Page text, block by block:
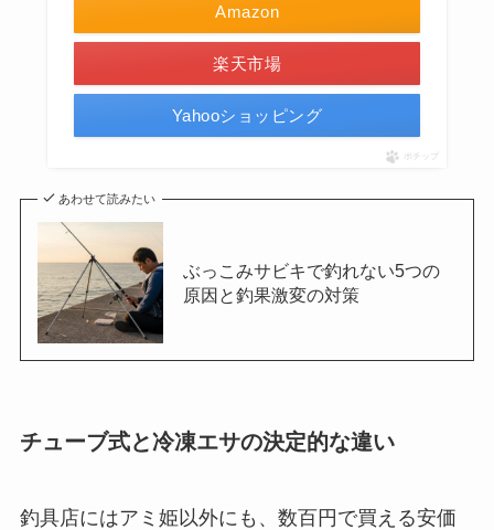
Amazon
楽天市場
Yahooショッピング
ポチップ
あわせて読みたい
ぶっこみサビキで釣れない5つの
原因と釣果激変の対策
チューブ式と冷凍エサの決定的な違い
釣具店にはアミ姫以外にも、数百円で買える安価